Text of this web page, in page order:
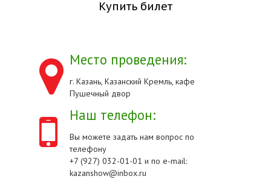
Купить билет
Место проведения:
г. Казань, Казанский Кремль, кафе
Пушечный двор
Наш телефон:
Вы можете задать нам вопрос по
телефону
+7 (927) 032-01-01 и по e-mail:
kazanshow@inbox.ru